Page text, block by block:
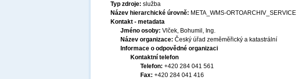
Typ zdroje: služba
Název hierarchické úrovně: META_WMS-ORTOARCHIV_SERVICE
Kontakt - metadata
Jméno osoby: Vlček, Bohumil, Ing.
Název organizace: Český úřad zeměměřický a katastrální
Informace o odpovědné organizaci
Kontaktní telefon
Telefon: +420 284 041 561
Fax: +420 284 041 416